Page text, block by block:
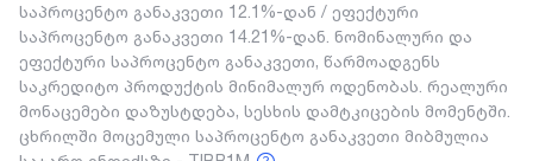
საპროცენტო განაკვეთი 12.1%-დან / ეფექტური
საპროცენტო განაკვეთი 14.21%-დან. ნომინალური და
ეფექტური საპროცენტო განაკვეთი, წარმოადგენს
საკრედიტო პროდუქტის მინიმალურ ოდენობას. რეალური
მონაცემები დაზუსტდება, სესხის დამტკიცების მომენტში.
ცხრილში მოცემული საპროცენტო განაკვეთი მიბმულია